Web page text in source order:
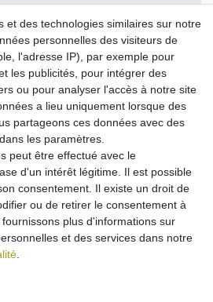
Voiture (Bobine de câble + USB) pour
SGH-E210 D880 G600 F250 F330 F400
F490 F700 G800 i550 i560 i640 i780
€ *
Dans le panier
TVAhorsFrais de livraison
et des technologies similaires sur notre
personnelles des visiteurs de
l'adresse IP), par exemple pour
les publicités, pour intégrer des
ou pour analyser l'accès à notre site
a lieu uniquement lorsque des
partageons ces données avec des
les paramètres.
peut être effectué avec le
d'un intérêt légitime. Il est possible
consentement. Il existe un droit de
ou de retirer le consentement à
plus d'informations sur
et des services dans notre